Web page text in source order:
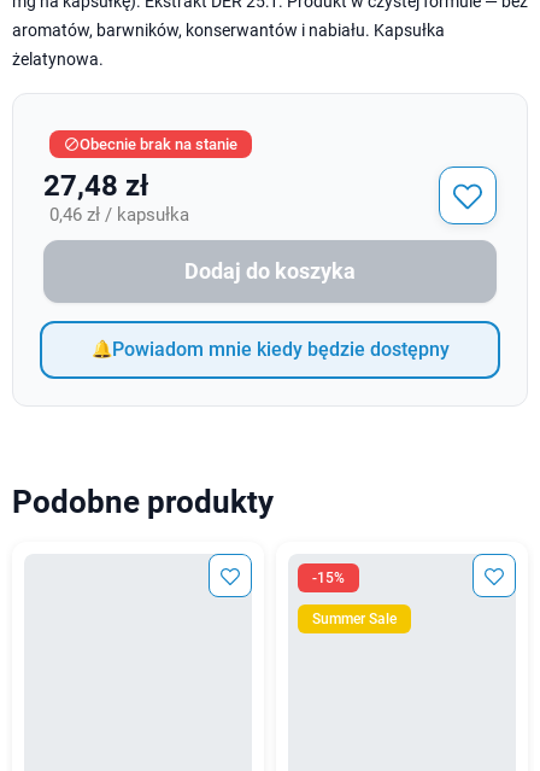
aromatów, barwników, konserwantów i nabiału. Kapsułka
żelatynowa.
Obecnie brak na stanie
27,48 zł
0,46 zł / kapsułka
Dodaj do koszyka
Powiadom mnie kiedy będzie dostępny
Podobne produkty
-15%
Summer Sale